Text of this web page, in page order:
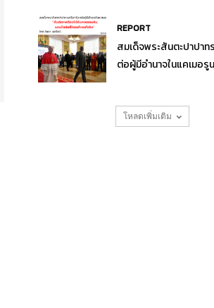
REPORT
สมเด็จพระสันตะปาปาท
ต่อผู้มีอำนาจในแคเมอรู
โหลดเพิ่มเติม